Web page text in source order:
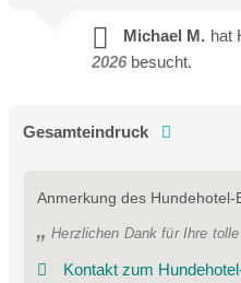
Michael M. hat
2026 besucht.
Gesamteindruck
Anmerkung des Hundehotel-
Herzlichen Dank für Ihre
Kontakt zum